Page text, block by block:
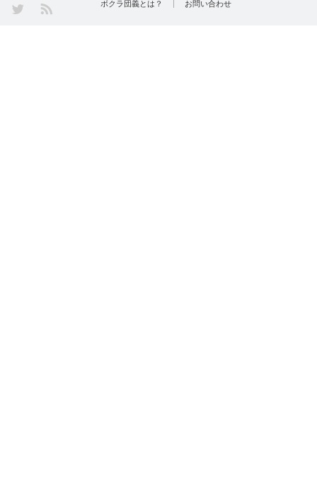
Twitter ボクラ団義とは？ お問い合わせ